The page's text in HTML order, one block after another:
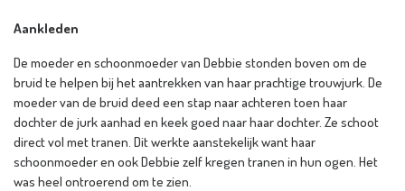
Aankleden
De moeder en schoonmoeder van Debbie stonden boven om de
bruid te helpen bij het aantrekken van haar prachtige trouwjurk. De
moeder van de bruid deed een stap naar achteren toen haar
dochter de jurk aanhad en keek goed naar haar dochter. Ze schoot
direct vol met tranen. Dit werkte aanstekelijk want haar
schoonmoeder en ook Debbie zelf kregen tranen in hun ogen. Het
was heel ontroerend om te zien.